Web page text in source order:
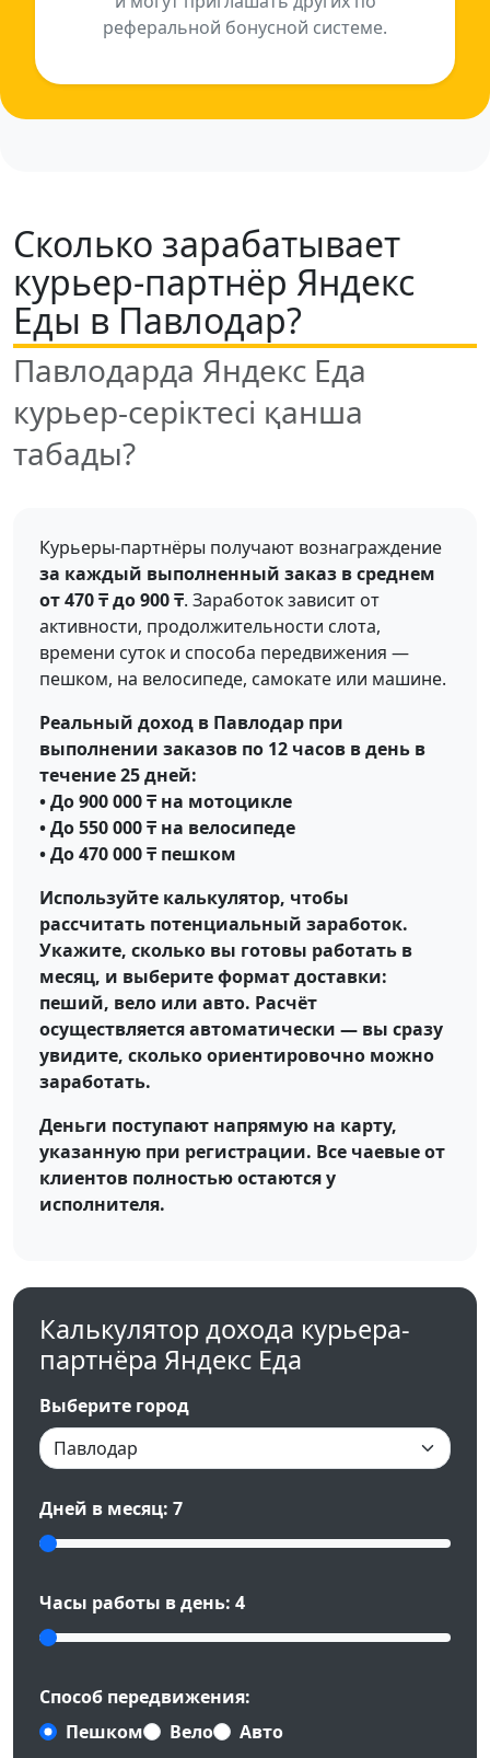
реферальной бонусной системе.
Сколько зарабатывает
курьер-партнёр Яндекс
Еды в Павлодар?
Павлодарда Яндекс Еда
курьер-серіктесі қанша
табады?
Курьеры-партнёры получают вознаграждение
за каждый выполненный заказ в среднем
от 470 ₸ до 900 ₸. Заработок зависит от
активности, продолжительности слота,
времени суток и способа передвижения —
пешком, на велосипеде, самокате или машине.
Реальный доход в Павлодар при
выполнении заказов по 12 часов в день в
течение 25 дней:
• До 900 000 ₸ на мотоцикле
• До 550 000 ₸ на велосипеде
• До 470 000 ₸ пешком
Используйте калькулятор, чтобы
рассчитать потенциальный заработок.
Укажите, сколько вы готовы работать в
месяц, и выберите формат доставки:
пеший, вело или авто. Расчёт
осуществляется автоматически — вы сразу
увидите, сколько ориентировочно можно
заработать.
Деньги поступают напрямую на карту,
указанную при регистрации. Все чаевые от
клиентов полностью остаются у
исполнителя.
Калькулятор дохода курьера-
партнёра Яндекс Еда
Выберите город
Дней в месяц: 7
Часы работы в день: 4
Способ передвижения:
Пешком
Вело Авто